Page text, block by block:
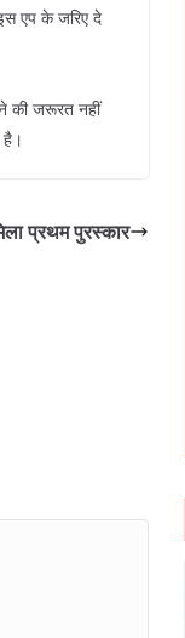
एप के जरिए दे
की जरूरत नहीं
प्रथम पुरस्कार